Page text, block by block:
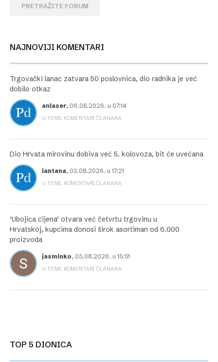
PRETRAŽITE FORUM
NAJNOVIJI KOMENTARI
Trgovački lanac zatvara 50 poslovnica, dio radnika je već
dobilo otkaz
anlaser, 06.08.2026. u 07:14
U TEMI: KOMENTARI ČLANAKA
Dio Hrvata mirovinu dobiva već 5. kolovoza, bit će uvećana
lantana, 03.08.2026. u 17:21
U TEMI: KOMENTARI ČLANAKA
‘Ubojica cijena’ otvara već četvrtu trgovinu u
Hrvatskoj, kupcima donosi širok asortiman od 6.000
proizvoda
jasminko, 03.08.2026. u 15:51
U TEMI: KOMENTARI ČLANAKA
TOP 5 DIONICA